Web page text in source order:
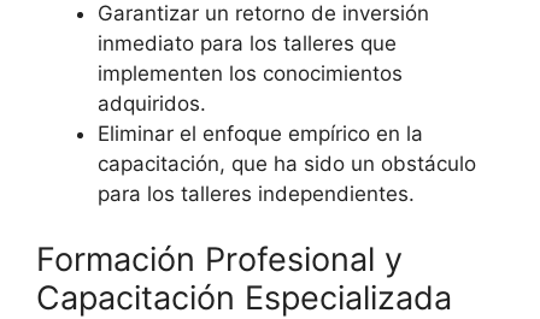
Garantizar un retorno de inversión
inmediato para los talleres que
implementen los conocimientos
adquiridos.
Eliminar el enfoque empírico en la
capacitación, que ha sido un obstáculo
para los talleres independientes.
Formación Profesional y
Capacitación Especializada